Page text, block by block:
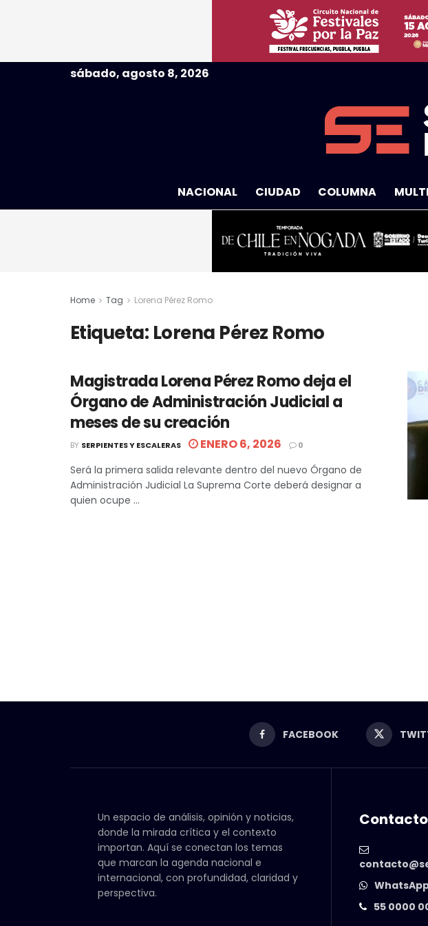
sábado, agosto 8, 2026
NACIONAL CIUDAD COLUMNA
Home Tag Lorena Pérez Romo
Etiqueta: Lorena Pérez Romo
Magistrada Lorena Pérez Romo deja el
Órgano de Administración Judicial a
meses de su creación
BY SERPIENTES Y ESCALERAS ENERO 6, 2026 0
Será la primera salida relevante dentro del nuevo Órgano de
Administración Judicial La Suprema Corte deberá designar a
quien ocupe ...
FACEBOOK
Un espacio de análisis, opinión y noticias,
donde la mirada crítica y el contexto
importan. Aquí se conectan los temas
que marcan la agenda nacional e
internacional, con profundidad, claridad y
perspectiva.
Contacto
55 0000